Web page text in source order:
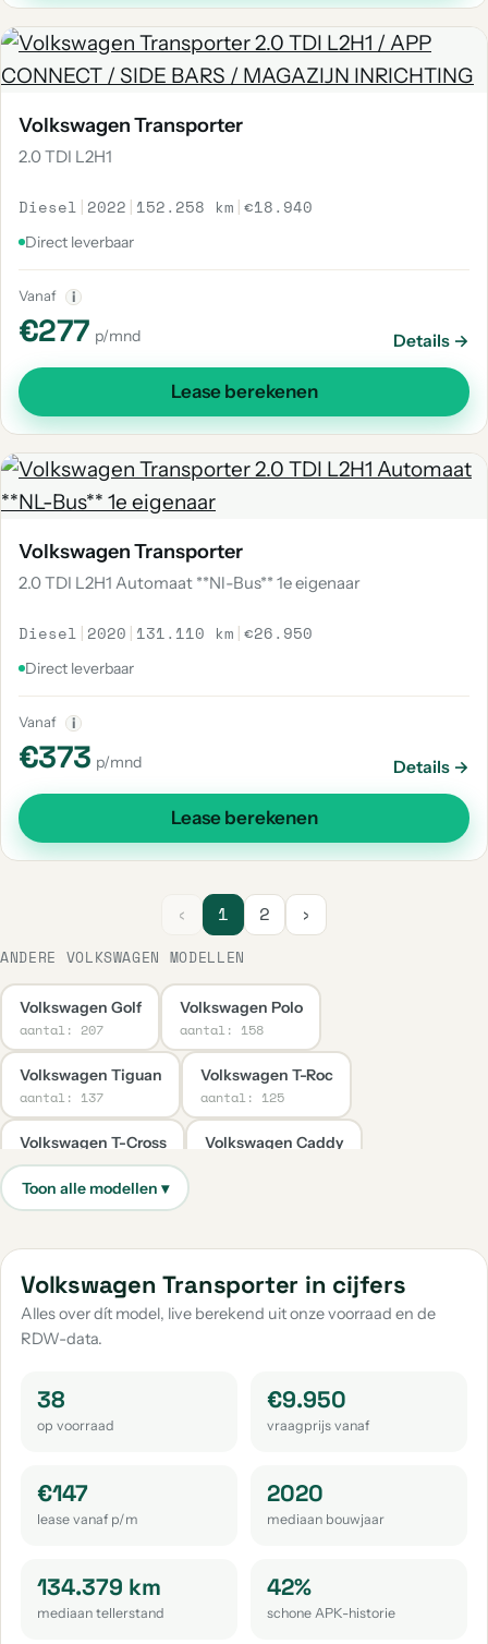
Volkswagen Transporter
2.0 TDI L2H1
Diesel | 2022 | 152.258 km |€18.940
Direct leverbaar
Vanaf i
€277 p/mnd Details →
Lease berekenen
Volkswagen Transporter
2.0 TDI L2H1 Automaat **Nl-Bus** 1e eigenaar
Diesel | 2020 | 131.110 km |€26.950
Direct leverbaar
Vanaf i
€373 p/mnd Details →
Lease berekenen
‹ 1 2 ›
ANDERE VOLKSWAGEN MODELLEN
Volkswagen Golf
aantal: 207
Volkswagen Polo
aantal: 158
Volkswagen Tiguan
aantal: 137
Volkswagen T-Roc
aantal: 125
Volkswagen T-Cross
aantal: 67
Volkswagen Caddy
Volkswagen Up Volkswagen Taigo
Volkswagen Caddy Maxi
aantal: 23
Volkswagen Passat
aantal: 20
Volkswagen Golf Sportsvan
Volkswagen Tayron
aantal: 14
Volkswagen Tiguan Allspace
aantal: 14
aantal: 14 aantal: 12
Volkswagen Id.4 Volkswagen Touareg
Volkswagen Transporter in cijfers
Alles over dít model, live berekend uit onze voorraad en de
RDW-data.
38
op voorraad
€9.950
vraagprijs vanaf
€147
lease vanaf p/m
2020
mediaan bouwjaar
134.379 km
mediaan tellerstand
42%
schone APK-historie